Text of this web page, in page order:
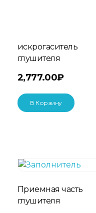
искрогаситель
глушителя
2,777.00₽
В Корзину
Приемная часть
глушителя